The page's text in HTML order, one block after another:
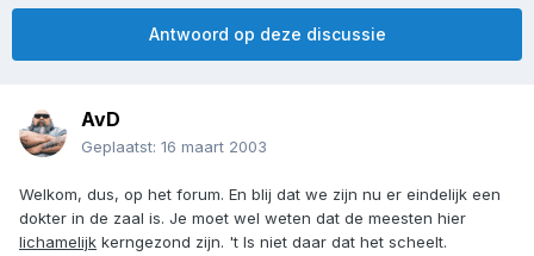
Antwoord op deze discussie
AvD
Geplaatst: 16 maart 2003
Welkom, dus, op het forum. En blij dat we zijn nu er eindelijk een
dokter in de zaal is. Je moet wel weten dat de meesten hier
lichamelijk kerngezond zijn. 't Is niet daar dat het scheelt.